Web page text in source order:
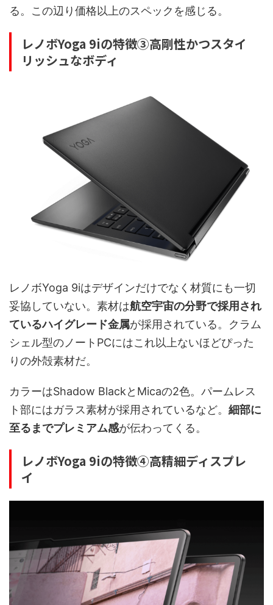
る。この辺り価格以上のスペックを感じる。
レノボYoga 9iの特徴③高剛性かつスタイ
リッシュなボディ
レノボYoga 9iはデザインだけでなく材質にも一切
妥協していない。素材は航空宇宙の分野で採用され
ているハイグレード金属が採用されている。クラム
シェル型のノートPCにはこれ以上ないほどぴった
りの外殻素材だ。
カラーはShadow BlackとMicaの2色。パームレス
ト部にはガラス素材が採用されているなど。 細部に
至るまでプレミアム感が伝わってくる。
レノボYoga 9iの特徴④高精細ディスプレ
イ